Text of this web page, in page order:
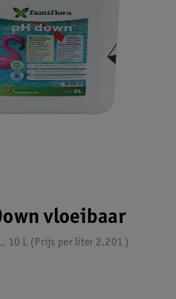
vloeibaar
10 L 2.201
Prijs per liter